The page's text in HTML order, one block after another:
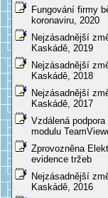
Fungování firmy
koronaviru, 2020
Nejzásadnější
Kaskádě, 2019
Nejzásadnější
Kaskádě, 2018
Nejzásadnější
Kaskádě, 2017
Vzdálená
modulu
Zprovozněna
evidence tržeb
Nejzásadnější
Kaskádě, 2016